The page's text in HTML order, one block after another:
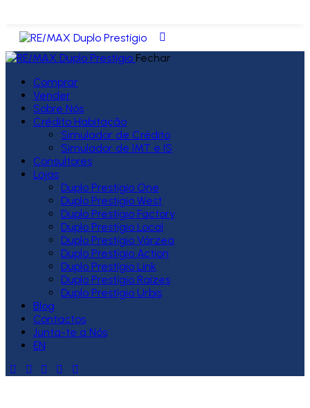
Fechar
Comprar
Vender
Sobre Nós
Crédito Habitação
Simulador de Crédito
Simulador de IMT e IS
Consultores
Lojas
Duplo Prestígio One
Duplo Prestígio West
Duplo Prestígio Factory
Duplo Prestígio Local
Duplo Prestígio Várzea
Duplo Prestígio Action
Duplo Prestígio Link
Duplo Prestígio Raízes
Duplo Prestígio Urbis
Blog
Contactos
Junta-te a Nós
EN